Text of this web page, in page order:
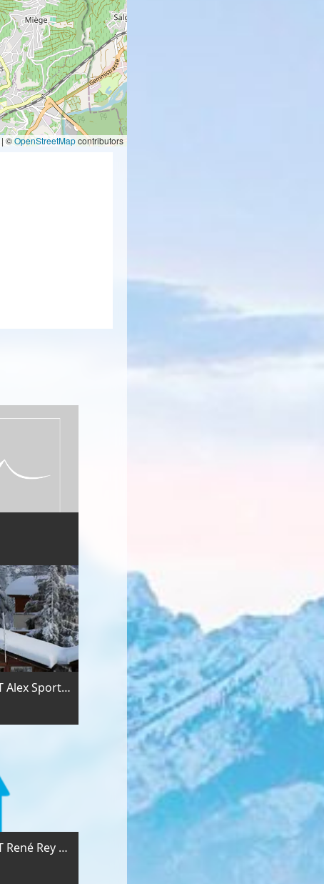
| ©OpenStreetMapcontributors
INTERSPORT - INTERSPORT Alex Sports - Station Cry d'Er
INTERSPORT - INTERSPORT René Rey Sports Crans-Montana